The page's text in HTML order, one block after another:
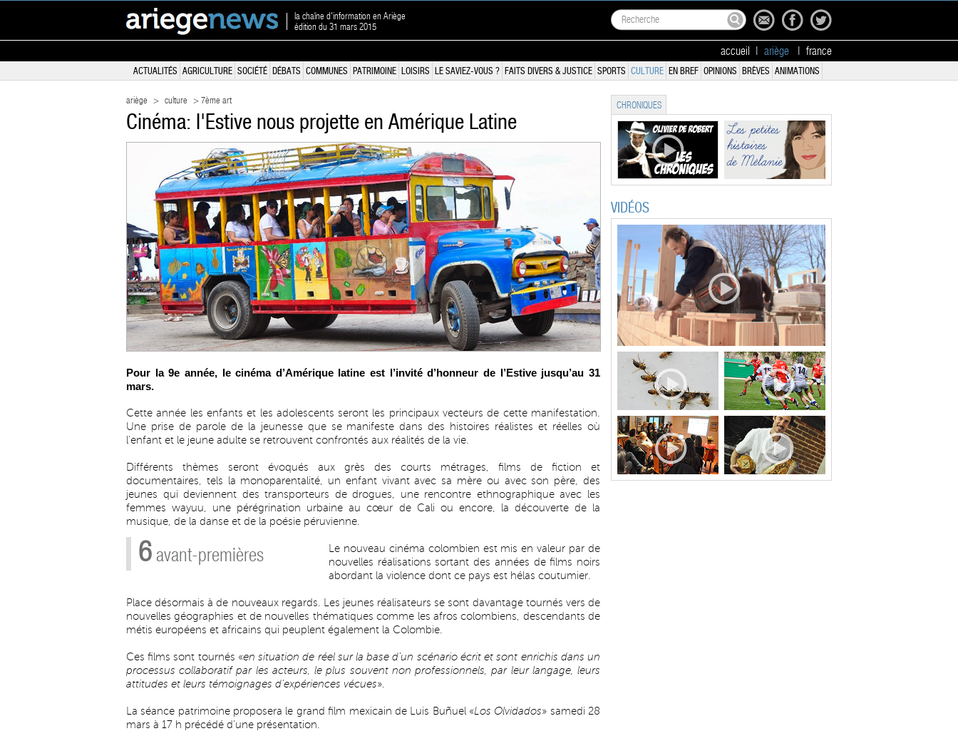
la chaîne d'information en Ariège
édition du 31 mars 2015
accueil ariège france
ACTUALITÉS AGRICULTURE SOCIÉTÉ DÉBATS COMMUNES PATRIMOINE LOISIRS LE SAVIEZ-VOUS ? FAITS DIVERS & JUSTICE SPORTS CULTURE EN BREF OPINIONS BRÈVES ANIMATIONS
ariège > culture > 7ème art
Cinéma: l'Estive nous projette en Amérique Latine
Pour la 9e année, le cinéma d’Amérique latine est l’invité d’honneur de l’Estive jusqu’au 31
mars.
Cette année les enfants et les adolescents seront les principaux vecteurs de cette manifestation.
Une prise de parole de la jeunesse que se manifeste dans des histoires réalistes et réelles où
l’enfant et le jeune adulte se retrouvent confrontés aux réalités de la vie.
Différents thèmes seront évoqués aux grès des courts métrages, films de fiction et
documentaires, tels la monoparentalité, un enfant vivant avec sa mère ou avec son père, des
jeunes qui deviennent des transporteurs de drogues, une rencontre ethnographique avec les
femmes wayuu, une pérégrination urbaine au cœur de Cali ou encore, la découverte de la
musique, de la danse et de la poésie péruvienne.
6 avant-premières
Le nouveau cinéma colombien est mis en valeur par de
nouvelles réalisations sortant des années de films noirs
abordant la violence dont ce pays est hélas coutumier.
Place désormais à de nouveaux regards. Les jeunes réalisateurs se sont davantage tournés vers de
nouvelles géographies et de nouvelles thématiques comme les afros colombiens, descendants de
métis européens et africains qui peuplent également la Colombie.
Ces films sont tournés «en situation de réel sur la base d’un scénario écrit et sont enrichis dans un
processus collaboratif par les acteurs, le plus souvent non professionnels, par leur langage, leurs
attitudes et leurs témoignages d’expériences vécues».
La séance patrimoine proposera le grand film mexicain de Luis Buñuel «Los Olvidados» samedi 28
mars à 17 h précédé d’une présentation.
CHRONIQUES
VIDÉOS